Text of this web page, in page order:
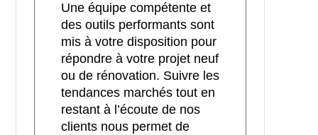
Une équipe compétente et
des outils performants sont
mis à votre disposition pour
répondre à votre projet neuf
ou de rénovation. Suivre les
tendances marchés tout en
restant à l’écoute de nos
clients nous permet de